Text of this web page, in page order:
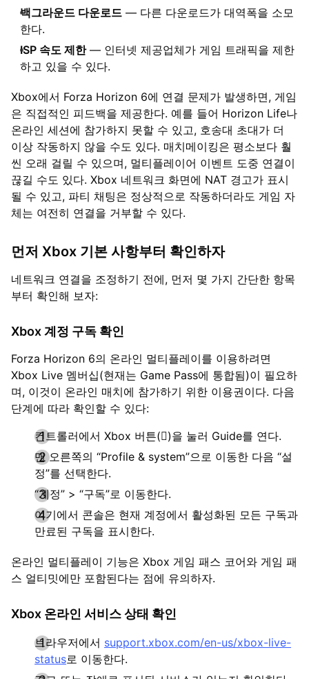
백그라운드 다운로드 — 다른 다운로드가 대역폭을 소모
한다.
ISP 속도 제한— 인터넷 제공업체가 게임 트래픽을 제한
하고 있을 수 있다.
Xbox에서 Forza Horizon 6에 연결 문제가 발생하면, 게임
은 직접적인 피드백을 제공한다. 예를 들어 Horizon Life나
온라인 세션에 참가하지 못할 수 있고, 호송대 초대가 더
이상 작동하지 않을 수도 있다. 매치메이킹은 평소보다 훨
씬 오래 걸릴 수 있으며, 멀티플레이어 이벤트 도중 연결이
끊길 수도 있다. Xbox 네트워크 화면에 NAT 경고가 표시
될 수 있고, 파티 채팅은 정상적으로 작동하더라도 게임 자
체는 여전히 연결을 거부할 수 있다.
먼저 Xbox 기본 사항부터 확인하자
네트워크 연결을 조정하기 전에, 먼저 몇 가지 간단한 항목
부터 확인해 보자:
Xbox 계정 구독 확인
Forza Horizon 6의 온라인 멀티플레이를 이용하려면
Xbox Live 멤버십(현재는 Game Pass에 통합됨)이 필요하
며, 이것이 온라인 매치에 참가하기 위한 이용권이다. 다음
단계에 따라 확인할 수 있다:
컨트롤러에서 Xbox 버튼()을 눌러 Guide를 연다.
맨 오른쪽의 “Profile & system”으로 이동한 다음 “설
정”를 선택한다.
“계정” > “구독”로 이동한다.
여기에서 콘솔은 현재 계정에서 활성화된 모든 구독과
만료된 구독을 표시한다.
온라인 멀티플레이 기능은 Xbox 게임 패스 코어와 게임 패
스 얼티밋에만 포함된다는 점에 유의하자.
Xbox 온라인 서비스 상태 확인
브라우저에서 support.xbox.com/en-us/xbox-live-
status로 이동한다.